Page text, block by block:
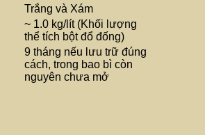
Trắng và Xám
~ 1.0 kg/lít (Khối lượng
thể tích bột đổ đống)
9 tháng nếu lưu trữ đúng
cách, trong bao bì còn
nguyên chưa mở